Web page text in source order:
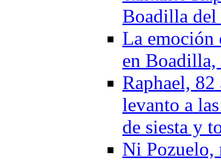
Boadilla
La emoción
en Boadilla,
Raphael,
levanto a
de siesta y
Ni Pozuelo,